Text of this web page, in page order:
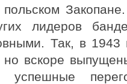
польском
лидеров
Так, в 1943
но вскоре
успешные